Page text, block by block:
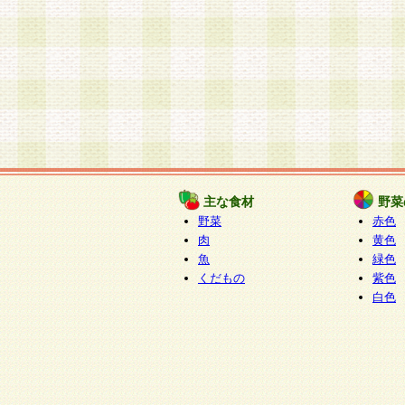
主な食材
野菜
肉
魚
くだもの
野
赤色
黄色
緑色
紫色
白色